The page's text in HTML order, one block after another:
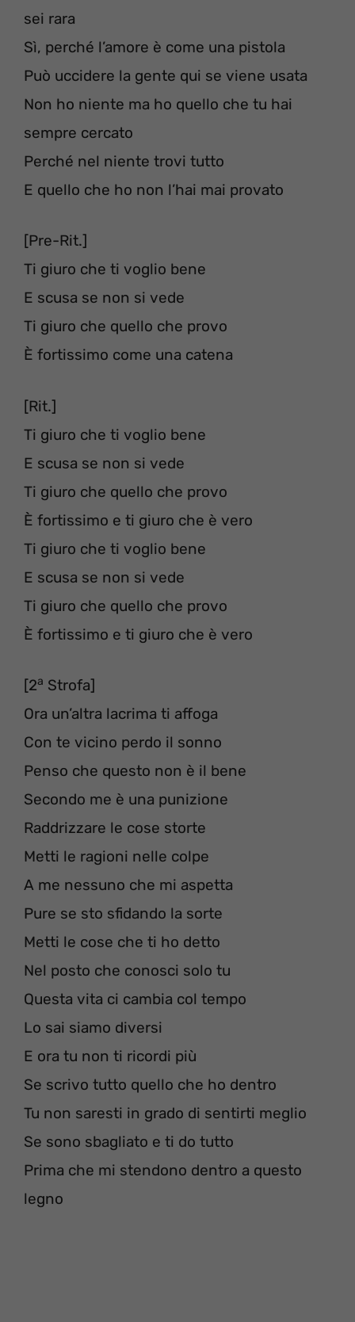
sei rara
Sì, perché l’amore è come una pistola
Può uccidere la gente qui se viene usata
Non ho niente ma ho quello che tu hai
sempre cercato
Perché nel niente trovi tutto
E quello che ho non l’hai mai provato
[Pre-Rit.]
Ti giuro che ti voglio bene
E scusa se non si vede
Ti giuro che quello che provo
È fortissimo come una catena
[Rit.]
Ti giuro che ti voglio bene
E scusa se non si vede
Ti giuro che quello che provo
È fortissimo e ti giuro che è vero
Ti giuro che ti voglio bene
E scusa se non si vede
Ti giuro che quello che provo
È fortissimo e ti giuro che è vero
[2a Strofa]
Ora un’altra lacrima ti affoga
Con te vicino perdo il sonno
Penso che questo non è il bene
Secondo me è una punizione
Raddrizzare le cose storte
Metti le ragioni nelle colpe
A me nessuno che mi aspetta
Pure se sto sfidando la sorte
Metti le cose che ti ho detto
Nel posto che conosci solo tu
Questa vita ci cambia col tempo
Lo sai siamo diversi
E ora tu non ti ricordi più
Se scrivo tutto quello che ho dentro
Tu non saresti in grado di sentirti meglio
Se sono sbagliato e ti do tutto
Prima che mi stendono dentro a questo
legno